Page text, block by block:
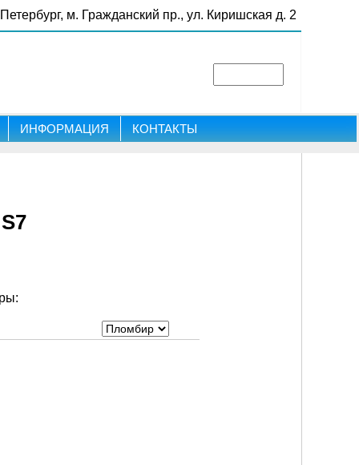
Петербург, м. Гражданский пр., ул. Киришская д. 2
ИНФОРМАЦИЯ КОНТАКТЫ